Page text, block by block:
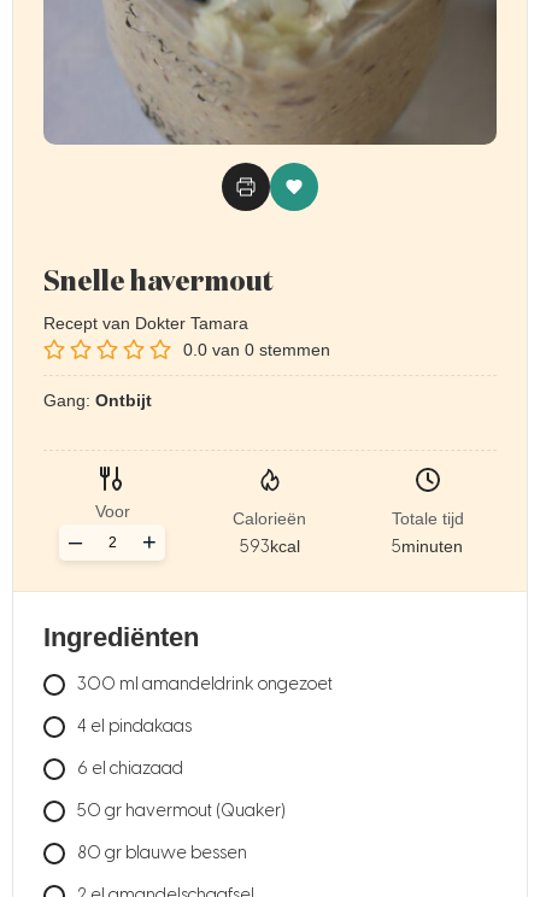
Snelle havermout
Recept van Dokter Tamara
0.0 van 0 stemmen
Gang: Ontbijt
Voor
+
–
Calorieën
593kcal
Totale tijd
5minuten
Ingrediënten
300 ml amandeldrink ongezoet
4 el pindakaas
6 el chiazaad
50 gr havermout (Quaker)
80 gr blauwe bessen